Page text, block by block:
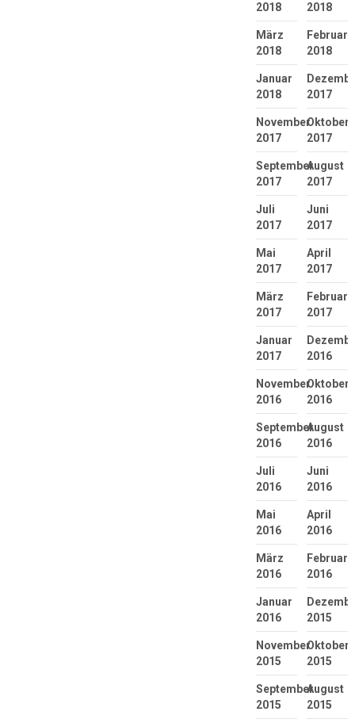
2018
2018
März
2018
Februar
2018
Januar
2018
2017
November
2017
Oktober
2017
September
2017
August
2017
Juli
2017
Juni
2017
Mai
2017
April
2017
März
2017
Februar
2017
Januar
2017
2016
November
2016
Oktober
2016
September
2016
August
2016
Juli
2016
Juni
2016
Mai
2016
April
2016
März
2016
Februar
2016
Januar
2016
2015
November
2015
Oktober
2015
September
2015
August
2015